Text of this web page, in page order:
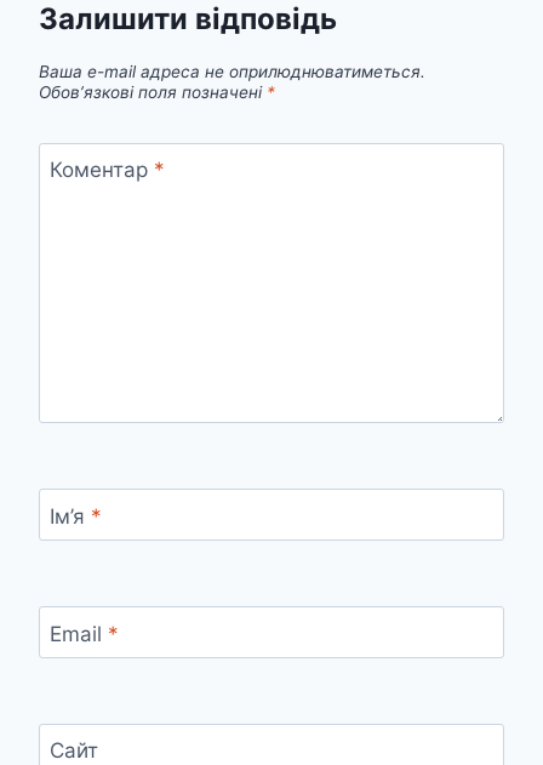
Залишити відповідь
Ваша e-mail адреса не оприлюднюватиметься.
Обов’язкові поля позначені *
Коментар *
Ім’я *
Email *
Сайт